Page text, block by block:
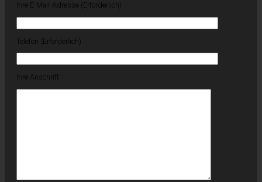
Ihre E-Mail-Adresse (Erforderlich)
Telefon (Erforderlich)
Ihre Anschrift